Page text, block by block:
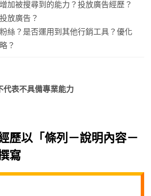
加被搜尋到的能力？投放廣告經歷？
放廣告？
絲？是否運用到其他行銷工具？優化
？
代表不具備專業能力
歷以「條列－說明內容－
寫